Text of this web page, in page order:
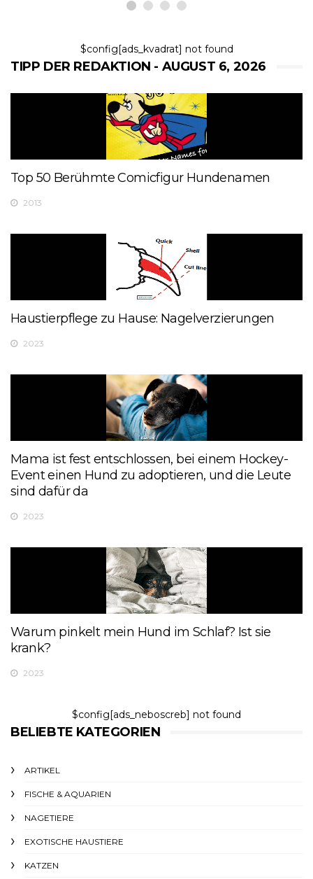
$config[ads_kvadrat] not found
TIPP DER REDAKTION - AUGUST 6, 2026
Top 50 Berühmte Comicfigur Hundenamen
2013
Haustierpflege zu Hause: Nagelverzierungen
2023
Mama ist fest entschlossen, bei einem Hockey-
Event einen Hund zu adoptieren, und die Leute
sind dafür da
2023
Warum pinkelt mein Hund im Schlaf? Ist sie
krank?
2023
$config[ads_neboscreb] not found
BELIEBTE KATEGORIEN
ARTIKEL
FISCHE & AQUARIEN
NAGETIERE
EXOTISCHE HAUSTIERE
KATZEN